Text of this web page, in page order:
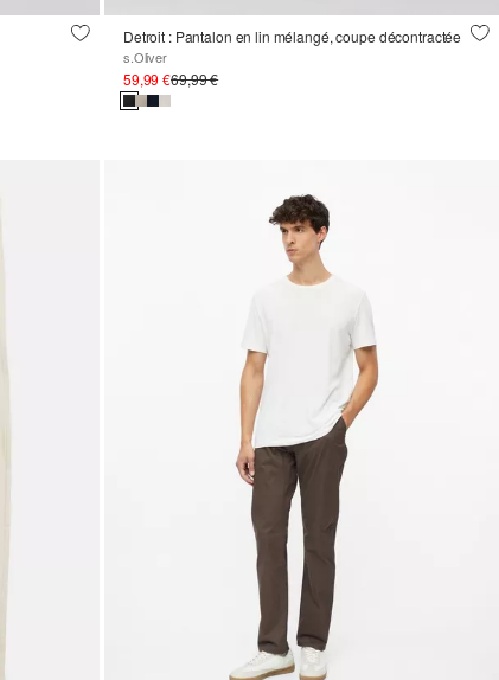
Detroit : Pantalon en lin mélangé, coupe décontractée
s.Oliver
59,99 €69,99 €